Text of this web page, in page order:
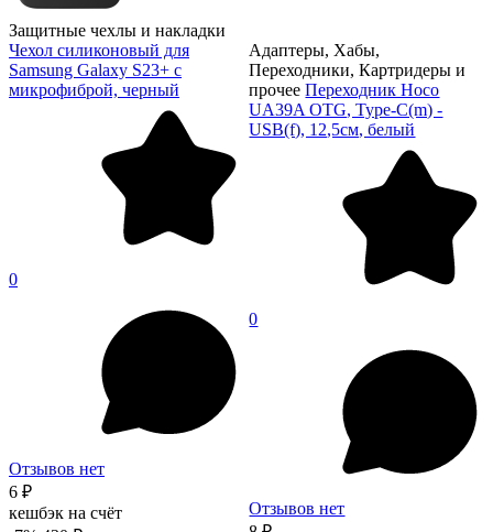
Защитные чехлы и накладки
Чехол силиконовый для
Samsung Galaxy S23+ с
микрофиброй, черный
0
Отзывов нет
6 ₽
кешбэк на счёт
Адаптеры, Хабы,
Переходники, Картридеры и
прочее Переходник Hoco
UA39A OTG, Type-C(m) -
USB(f), 12,5см, белый
0
Отзывов нет